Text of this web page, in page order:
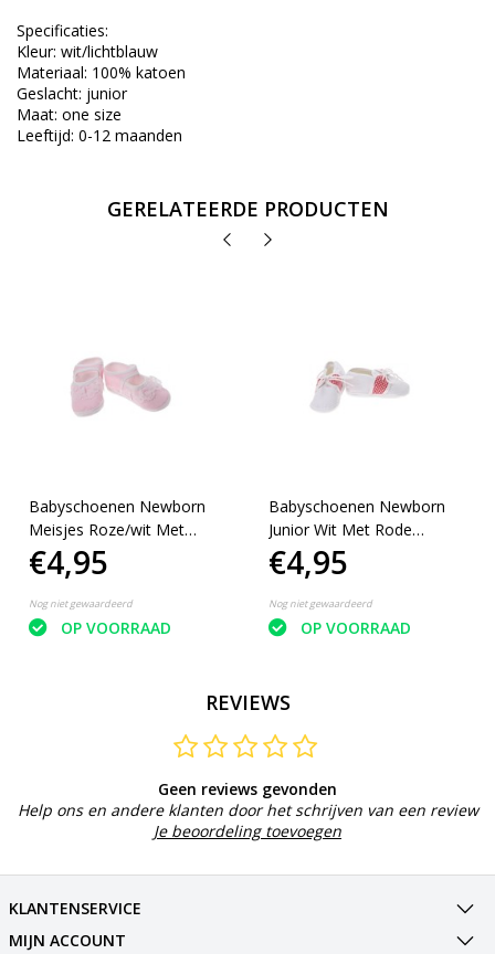
Specificaties:
Kleur: wit/lichtblauw
Materiaal: 100% katoen
Geslacht: junior
Maat: one size
Leeftijd: 0-12 maanden
GERELATEERDE PRODUCTEN
Babyschoenen Newborn
Meisjes Roze/wit Met
Kant
€4,95
Nog niet gewaardeerd
OP VOORRAAD
Babyschoenen Newborn
Junior Wit Met Rode
Ruitjes
€4,95
Nog niet gewaardeerd
OP VOORRAAD
REVIEWS
Geen reviews gevonden
Help ons en andere klanten door het schrijven van een review
Je beoordeling toevoegen
KLANTENSERVICE
MIJN ACCOUNT